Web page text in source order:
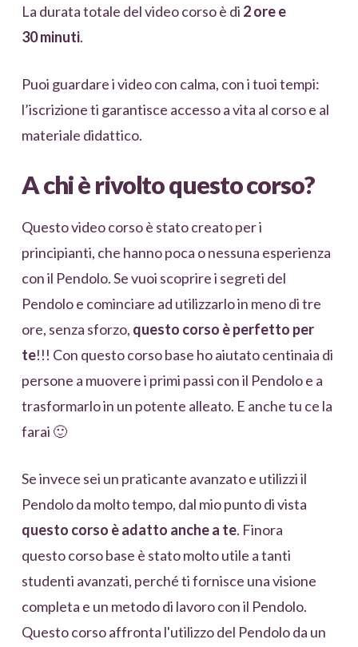
La durata totale del video corso è di 2 ore e
30 minuti.
Puoi guardare i video con calma, con i tuoi tempi:
l’iscrizione ti garantisce accesso a vita al corso e al
materiale didattico.
A chi è rivolto questo corso?
Questo video corso è stato creato per i
principianti, che hanno poca o nessuna esperienza
con il Pendolo. Se vuoi scoprire i segreti del
Pendolo e cominciare ad utilizzarlo in meno di tre
ore, senza sforzo, questo corso è perfetto per
te!!! Con questo corso base ho aiutato centinaia di
persone a muovere i primi passi con il Pendolo e a
trasformarlo in un potente alleato. E anche tu ce la
farai 🙂
Se invece sei un praticante avanzato e utilizzi il
Pendolo da molto tempo, dal mio punto di vista
questo corso è adatto anche a te. Finora
questo corso base è stato molto utile a tanti
studenti avanzati, perché ti fornisce una visione
completa e un metodo di lavoro con il Pendolo.
Questo corso affronta l'utilizzo del Pendolo da un